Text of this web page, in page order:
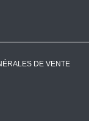
DE VENTE